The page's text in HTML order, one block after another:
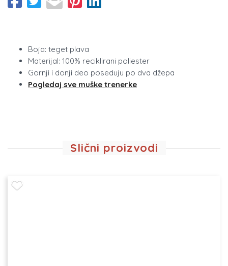
Boja: teget plava
Materijal: 100% reciklirani poliester
Gornji i donji deo poseduju po dva džepa
Pogledaj sve muške trenerke
Slični proizvodi